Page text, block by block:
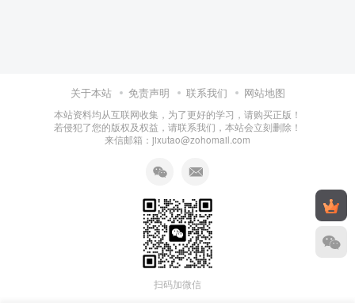
关于本站 免责声明 联系我们 网站地图
本站资料均从互联网收集，为了更好的学习，请购买正版！
若侵犯了您的版权及权益，请联系我们，本站会立刻删除！
来信邮箱：jixutao@zohomail.com
扫码加微信